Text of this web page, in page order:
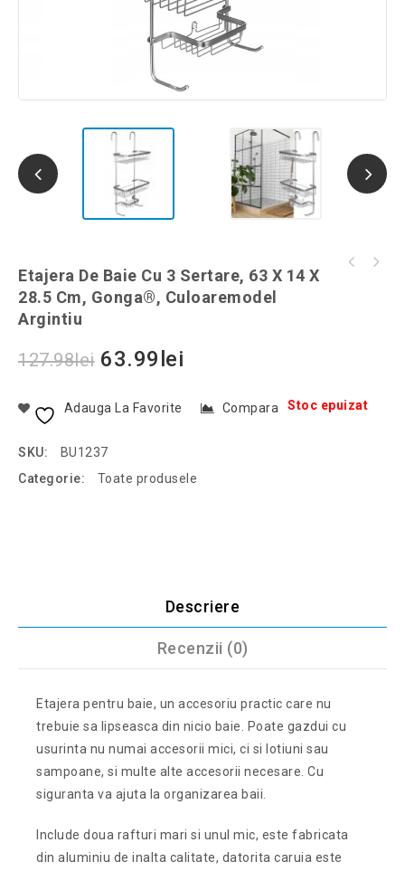
Etajera De Baie Cu 3 Sertare, 63 X 14 X
28.5 Cm, Gonga®, Culoaremodel
Argintiu
127.98lei 63.99 lei
Stoc epuizat
Adauga La Favorite Compara
SKU:
BU1237
Categorie:
Toate produsele
Descriere
Recenzii (0)
Etajera pentru baie, un accesoriu practic care nu
trebuie sa lipseasca din nicio baie. Poate gazdui cu
usurinta nu numai accesorii mici, ci si lotiuni sau
sampoane, si multe alte accesorii necesare. Cu
siguranta va ajuta la organizarea baii.
Include doua rafturi mari si unul mic, este fabricata
din aluminiu de inalta calitate, datorita caruia este